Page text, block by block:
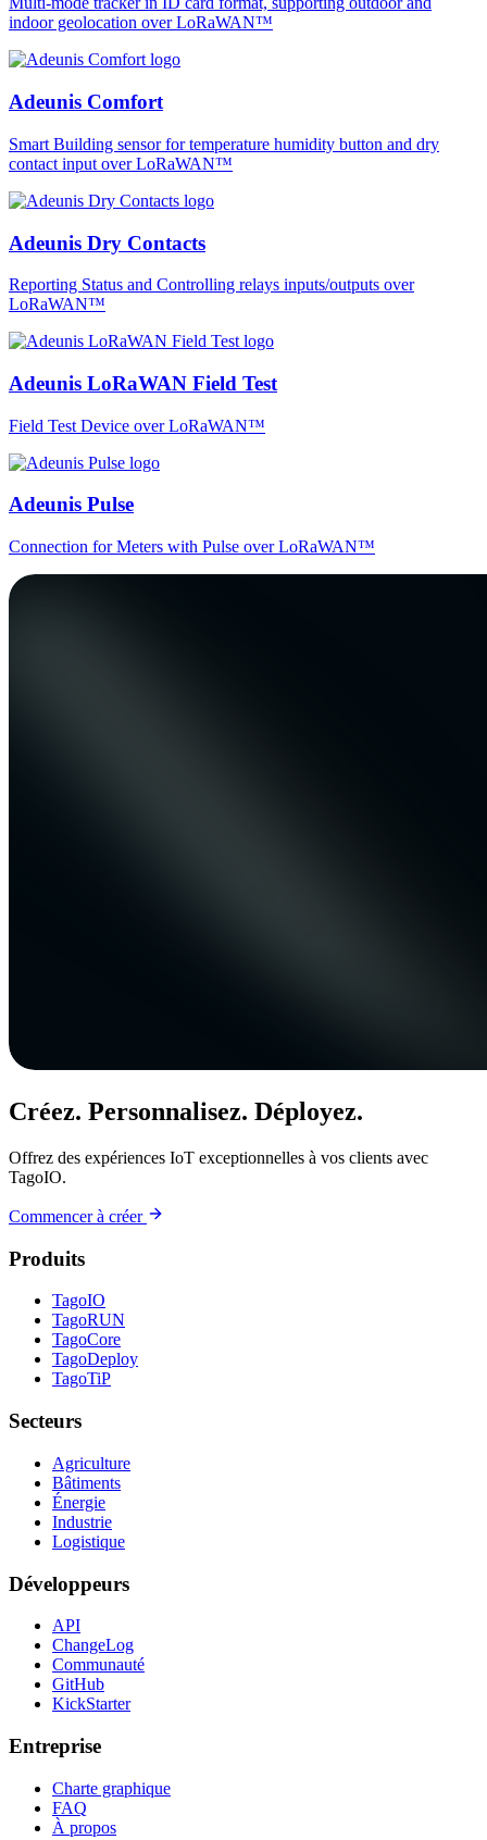
indoor geolocation over LoRaWAN™
Adeunis Comfort
Smart Building sensor for temperature humidity button and dry
contact input over LoRaWAN™
Adeunis Dry Contacts
Reporting Status and Controlling relays inputs/outputs over
LoRaWAN™
Adeunis LoRaWAN Field Test
Field Test Device over LoRaWAN™
Adeunis Pulse
Connection for Meters with Pulse over LoRaWAN™
Créez. Personnalisez. Déployez.
Offrez des expériences IoT exceptionnelles à vos clients avec
TagoIO.
Commencer à créer
Produits
TagoIO
TagoRUN
TagoCore
TagoDeploy
TagoTiP
Secteurs
Agriculture
Bâtiments
Énergie
Industrie
Logistique
Développeurs
API
ChangeLog
Communauté
GitHub
KickStarter
Entreprise
Charte graphique
FAQ
À propos